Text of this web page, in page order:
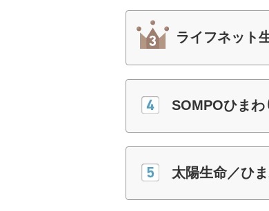
ライフネット
SOMPOひま
太陽生命／ひ